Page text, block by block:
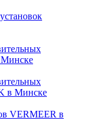
Минске
в Минске
VERMEER в